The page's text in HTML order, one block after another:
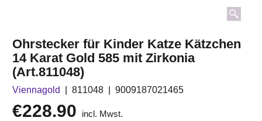
Ohrstecker für Kinder Katze Kätzchen
14 Karat Gold 585 mit Zirkonia
(Art.811048)
Viennagold 811048 9009187021465
€228.90
incl. Mwst.